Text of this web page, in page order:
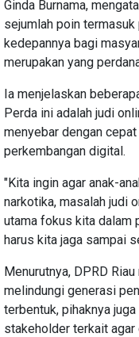
Ginda Burnama,
sejumlah poin
kedepannya bagi
merupakan yang
Ia menjelaskan
Perda ini adalah judi
menyebar dengan
perkembangan digital.
"Kita ingin agar anak-
narkotika, masalah judi
utama fokus kita dalam
harus kita jaga sampai
Menurutnya, DPRD
melindungi generasi
terbentuk, pihaknya
stakeholder terkait agar